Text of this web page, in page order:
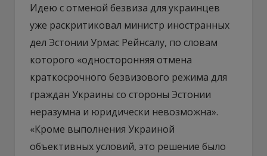
Идею с отменой безвиза для украинцев
уже раскритиковал министр иностранных
дел Эстонии Урмас Рейнсалу, по словам
которого «односторонняя отмена
краткосрочного безвизового режима для
граждан Украины со стороны Эстонии
неразумна и юридически невозможна».
«Кроме выполнения Украиной
объективных условий, это решение было